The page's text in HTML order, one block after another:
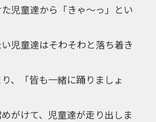
児童達から「きゃ～っ」とい
児童達はそわそわと落ち着き
、「皆も一緒に踊りましょ
がけて、児童達が走り出しま